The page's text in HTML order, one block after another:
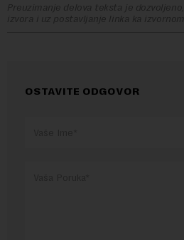
Preuzimanje delova teksta je
izvora i uz postavljanje linka ka
OSTAVITE ODGOVOR